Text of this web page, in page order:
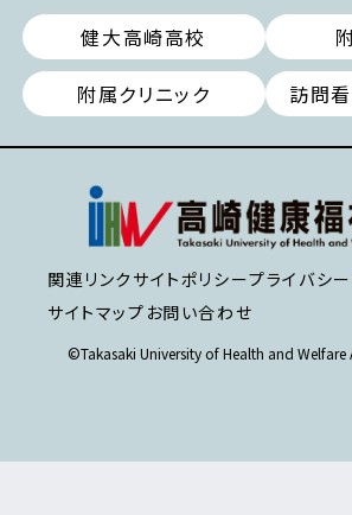
健大高崎高校
附属クリニック
訪問
関連リンク サイトポリシープライバシ
サイトマップ お問い合わせ
©Takasaki University of Health and Welfare